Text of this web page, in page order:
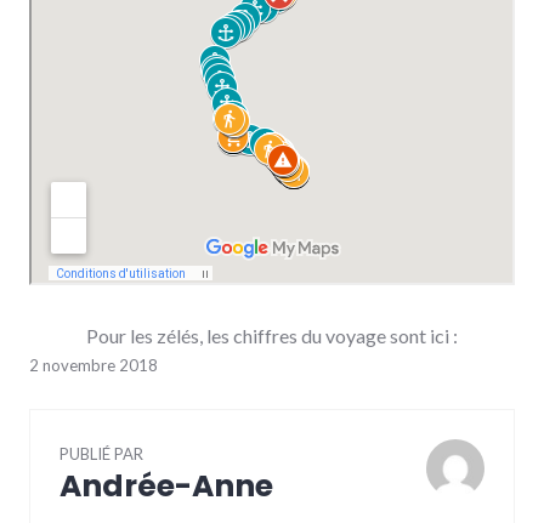
Pour les zélés, les chiffres du voyage sont ici :
2 novembre 2018
PUBLIÉ PAR
Andrée-Anne